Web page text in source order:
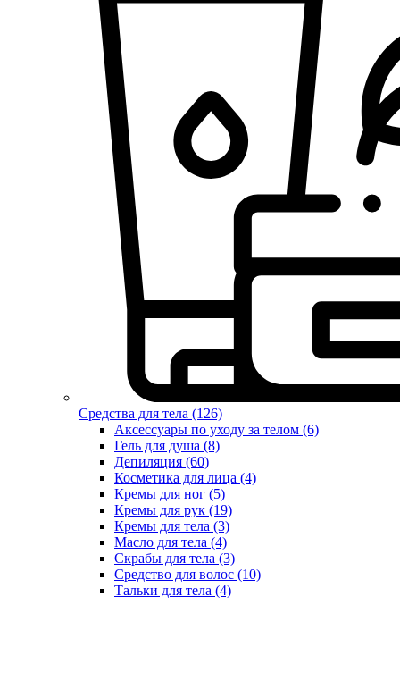
Средства для тела (126)
Аксессуары по уходу за телом (6)
Гель для душа (8)
Депиляция (60)
Косметика для лица (4)
Кремы для ног (5)
Кремы для рук (19)
Кремы для тела (3)
Масло для тела (4)
Скрабы для тела (3)
Средство для волос (10)
Тальки для тела (4)